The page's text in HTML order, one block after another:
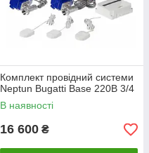
Комплект провідний системи
Neptun Bugatti Base 220B 3/4
В наявності
16 600 ₴